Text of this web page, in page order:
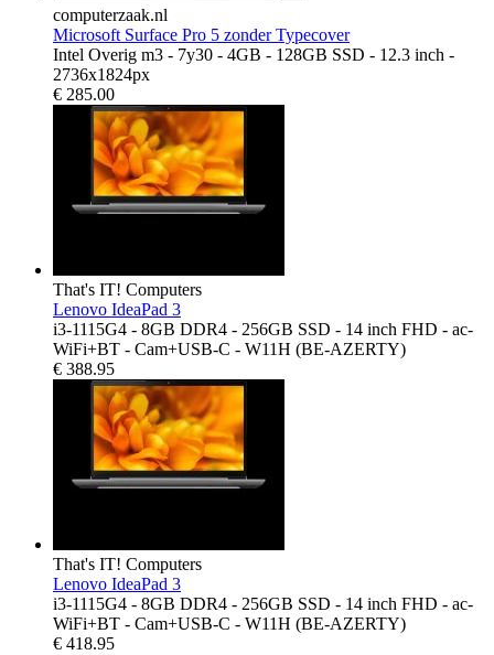
computerzaak.nl
Microsoft Surface Pro 5 zonder Typecover
Intel Overig m3 - 7y30 - 4GB - 128GB SSD - 12.3 inch -
2736x1824px
€ 285.00
That's IT! Computers
Lenovo IdeaPad 3
i3-1115G4 - 8GB DDR4 - 256GB SSD - 14 inch FHD - ac-
WiFi+BT - Cam+USB-C - W11H (BE-AZERTY)
€ 388.95
That's IT! Computers
Lenovo IdeaPad 3
i3-1115G4 - 8GB DDR4 - 256GB SSD - 14 inch FHD - ac-
WiFi+BT - Cam+USB-C - W11H (BE-AZERTY)
€ 418.95